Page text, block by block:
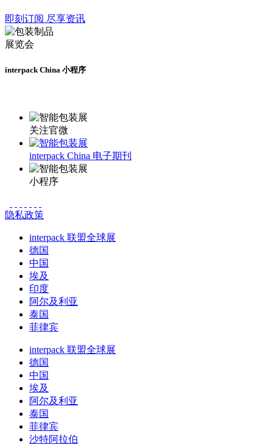
即刻订阅 尽享资讯
interpack China 小程序
关注官微
interpack China 电子期刊
小程序
隐私政策
interpack 联盟全球展
德国
中国
埃及
印度
阿尔及利亚
泰国
菲律宾
interpack 联盟全球展
德国
中国
埃及
阿尔及利亚
泰国
菲律宾
沙特阿拉伯